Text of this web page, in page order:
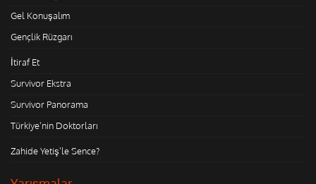
Gel Konuşalım
Gençlik Rüzgarı
İtiraf Et
Survivor Ekstra
Survivor Panorama
Türkiye'nin Doktorları
Zahide Yetiş'le Sence?